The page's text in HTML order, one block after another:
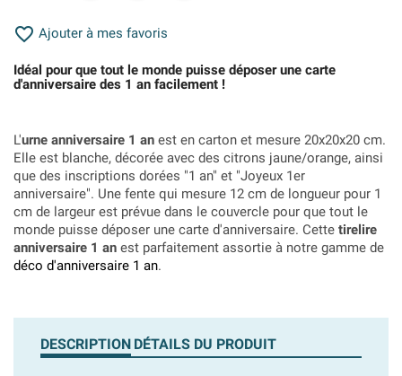
 Ajouter à mes favoris
Idéal pour que tout le monde puisse déposer une carte
d'anniversaire des 1 an facilement !
L'urne anniversaire 1 an est en carton et mesure 20x20x20 cm.
Elle est blanche, décorée avec des citrons jaune/orange, ainsi
que des inscriptions dorées "1 an" et "Joyeux 1er
anniversaire". Une fente qui mesure 12 cm de longueur pour 1
cm de largeur est prévue dans le couvercle pour que tout le
monde puisse déposer une carte d'anniversaire. Cette tirelire
anniversaire 1 an est parfaitement assortie à notre gamme de
déco d'anniversaire 1 an.
DESCRIPTION DÉTAILS DU PRODUIT